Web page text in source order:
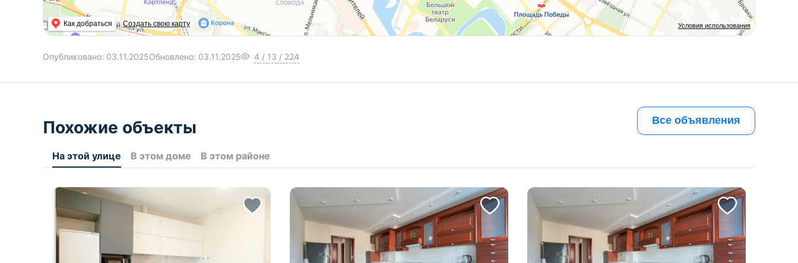
Условия использования
Как добраться Создать свою карту
Опубликовано: 03.11.2025Обновлено: 03.11.2025 4 / 13 / 224
Похожие объекты Все объявления
На этой улице В этом доме В этом районе